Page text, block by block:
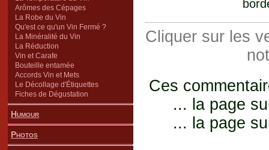
Arômes des Cépages
La Robe du Vin
Qu'est ce qu'un Vin Fermé ?
La Minéralité du Vin
La Réduction
Vin et Carafe
Bouteille entamée
Accords Vin et Mets
Le Décollage d'Étiquettes
Fiches de Dégustation
Humour
Photos
Cliquer sur les
Ces
... la page
... la page